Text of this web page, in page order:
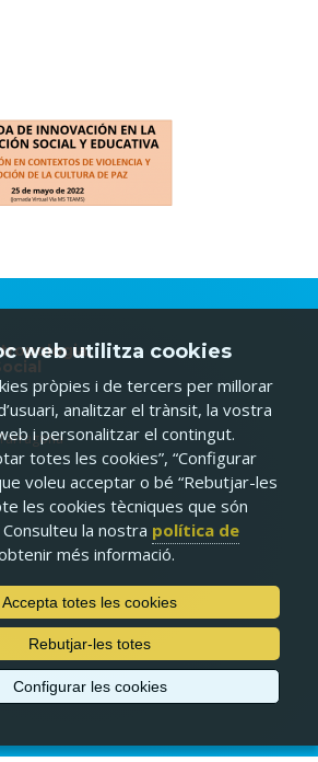
web utilitza cookies
pròpies i de tercers per millorar
analitzar el trànsit, la vostra
i personalitzar el contingut.
totes les cookies”, “Configurar
voleu acceptar o bé “Rebutjar-les
les cookies tècniques que són
la nostra política de
més informació.
Accepta totes les cookies
Rebutjar-les totes
Configurar les cookies